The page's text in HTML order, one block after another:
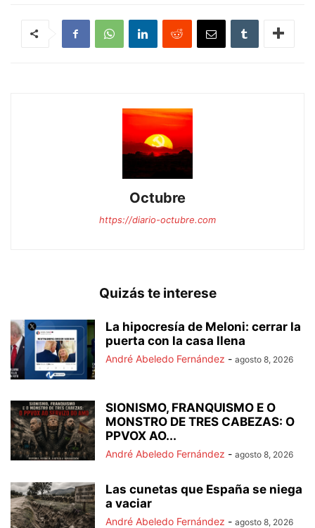
Octubre
https://diario-octubre.com
Quizás te interese
La hipocresía de Meloni: cerrar la
puerta con la casa llena
André Abeledo Fernández - agosto 8, 2026
SIONISMO, FRANQUISMO E O
MONSTRO DE TRES CABEZAS: O
PPVOX AO...
André Abeledo Fernández - agosto 8, 2026
Las cunetas que España se niega
a vaciar
André Abeledo Fernández - agosto 8, 2026